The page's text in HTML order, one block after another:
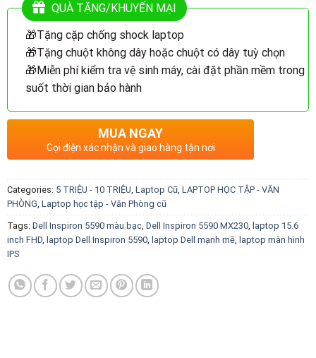
QUÀ TẶNG/KHUYẾN MẠI
🎁Tặng cặp chống shock laptop
🎁Tặng chuột không dây hoặc chuột có dây tuỳ chọn
🎁Miễn phí kiểm tra vệ sinh máy, cài đặt phần mềm trong
suốt thời gian bảo hành
MUA NGAY
Gọi điện xác nhận và giao hàng tận nơi
Categories: 5 TRIỆU - 10 TRIỆU, Laptop Cũ, LAPTOP HỌC TẬP - VĂN
PHÒNG, Laptop học tập - Văn Phòng cũ
Tags: Dell Inspiron 5590 màu bạc, Dell Inspiron 5590 MX230, laptop 15.6
inch FHD, laptop Dell Inspiron 5590, laptop Dell mạnh mẽ, laptop màn hình
IPS